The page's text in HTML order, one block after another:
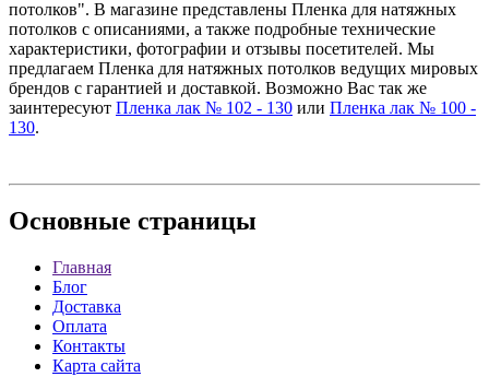
потолков". В магазине представлены Пленка для натяжных
потолков с описаниями, а также подробные технические
характеристики, фотографии и отзывы посетителей. Мы
предлагаем Пленка для натяжных потолков ведущих мировых
брендов с гарантией и доставкой. Возможно Вас так же
заинтересуют Пленка лак № 102 - 130 или Пленка лак № 100 -
130.
Основные страницы
Главная
Блог
Доставка
Оплата
Контакты
Карта сайта